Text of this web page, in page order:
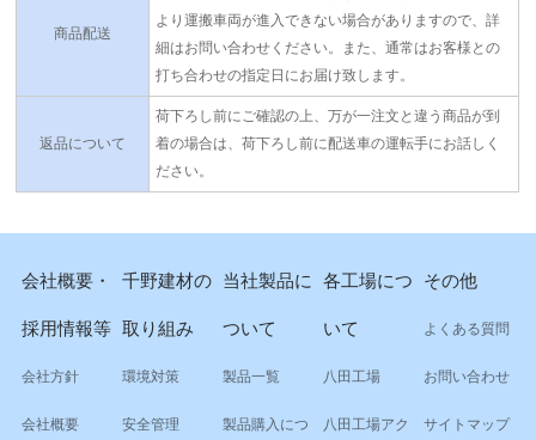
商品配送
より運搬車両が進入できない場合がありますので、詳
細はお問い合わせください。また、通常はお客様との
打ち合わせの指定日にお届け致します。
返品について
荷下ろし前にご確認の上、万が一注文と違う商品が到
着の場合は、荷下ろし前に配送車の運転手にお話しく
ださい。
会社概要・
採用情報等
会社方針
会社概要
千野建材の
取り組み
環境対策
安全管理
当社製品に
ついて
製品一覧
製品購入につ
各工場につ
いて
八田工場
八田工場アク
その他
よくある質問
お問い合わせ
サイトマップ